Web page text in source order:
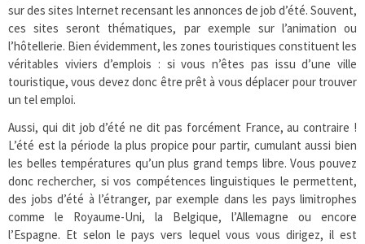
sur des sites Internet recensant les annonces de job d’été. Souvent,
ces sites seront thématiques, par exemple sur l’animation ou
l’hôtellerie. Bien évidemment, les zones touristiques constituent les
véritables viviers d’emplois : si vous n’êtes pas issu d’une ville
touristique, vous devez donc être prêt à vous déplacer pour trouver
un tel emploi.
Aussi, qui dit job d’été ne dit pas forcément France, au contraire !
L’été est la période la plus propice pour partir, cumulant aussi bien
les belles températures qu’un plus grand temps libre. Vous pouvez
donc rechercher, si vos compétences linguistiques le permettent,
des jobs d’été à l’étranger, par exemple dans les pays limitrophes
comme le Royaume-Uni, la Belgique, l’Allemagne ou encore
l’Espagne. Et selon le pays vers lequel vous vous dirigez, il est